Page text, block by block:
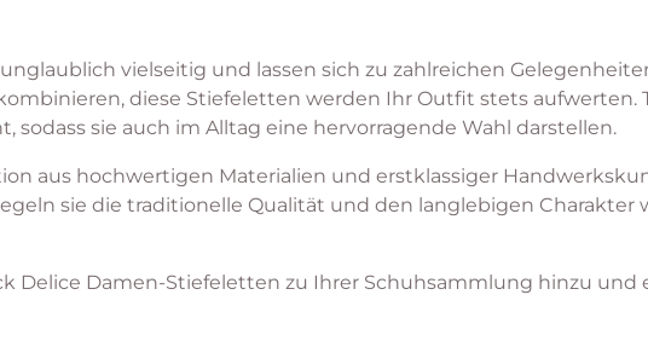
vielseitig und lassen sich zu zahlreichen
diese Stiefeletten werden Ihr Outfit stets
sodass sie auch im Alltag eine hervorragende Wahl darstellen.
aus hochwertigen Materialien und erstklassiger
sie die traditionelle Qualität und den langlebigen
Delice Damen-Stiefeletten zu Ihrer Schuhsammlung hinzu